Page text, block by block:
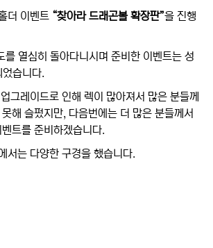
더 이벤트 “찾아라 드래곤볼 확장판”을 진행
열심히 돌아다니시며 준비한 이벤트는 성
습니다.
그레이드로 인해 렉이 많아져서 많은 분들께
해 슬펐지만, 다음번에는 더 많은 분들께서
트를 준비하겠습니다.
서는 다양한 구경을 했습니다.